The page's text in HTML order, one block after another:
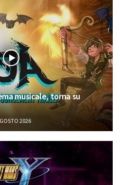
musicale, torna su
2026